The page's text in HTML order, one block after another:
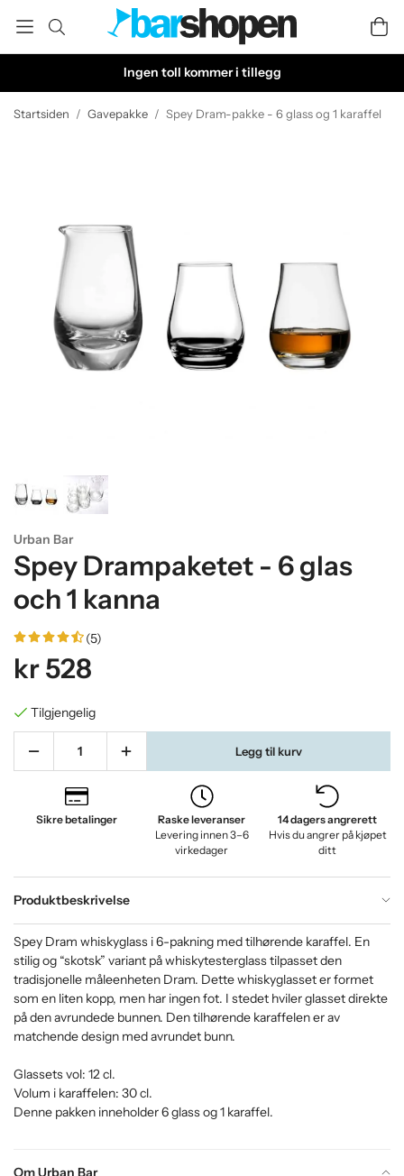
Ingen toll kommer i tillegg
Startsiden / Gavepakke / Spey Dram-pakke - 6 glass og 1 karaffel
Urban Bar
Spey Drampaketet - 6 glas
och 1 kanna
(5)
kr 528
Tilgjengelig
Legg til kurv
Sikre betalinger
Raske leveranser
Levering innen 3–6
virkedager
14 dagers angrerett
Hvis du angrer på kjøpet
ditt
Produktbeskrivelse
Om Urban Bar
Spey Dram whiskyglass i 6-pakning med tilhørende karaffel. En
stilig og “skotsk” variant på whiskytesterglass tilpasset den
tradisjonelle måleenheten Dram. Dette whiskyglasset er formet
som en liten kopp, men har ingen fot. I stedet hviler glasset direkte
på den avrundede bunnen. Den tilhørende karaffelen er av
matchende design med avrundet bunn.
Glassets vol: 12 cl.
Volum i karaffelen: 30 cl.
Denne pakken inneholder 6 glass og 1 karaffel.